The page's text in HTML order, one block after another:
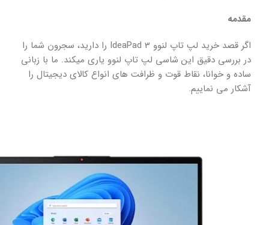
مقدمه
اگر قصد خرید لپ تاپ لنوو IdeaPad 3 را دارید، سجرون شما را
در بررسی دقیق این شاسی لپ تاپ لنوو یاری میکند. ما با زبانی
ساده و خوانا، نقاط قوت و ظرافت های انواع کالای دیجیتال را
آشکار می نماییم.